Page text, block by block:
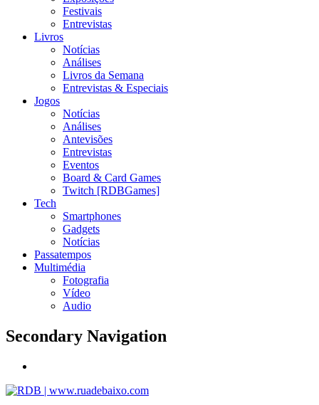
Festivais
Entrevistas
Livros
Notícias
Análises
Livros da Semana
Entrevistas & Especiais
Jogos
Notícias
Análises
Antevisões
Entrevistas
Eventos
Board & Card Games
Twitch [RDBGames]
Tech
Smartphones
Gadgets
Notícias
Passatempos
Multimédia
Fotografia
Vídeo
Audio
Secondary Navigation